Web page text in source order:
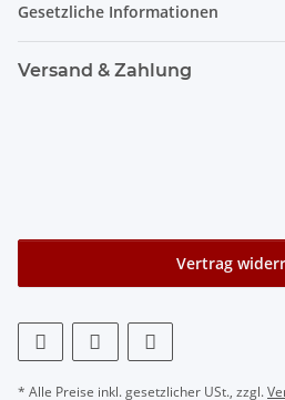
Gesetzliche Informationen
Versand & Zahlung
Vertrag
* Alle Preise inkl. gesetzlicher USt., zzgl.